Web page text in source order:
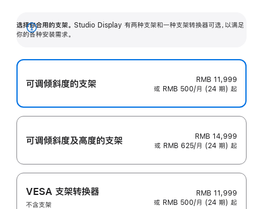
选择你合用的支架。 Studio Display 有两种支架和一种支架转换器可选，以满足
你的各种安装需求。
展
可调倾斜度的支架
RMB 11,999
或 RMB 500/月 (24 期) 起
可调倾斜度及高‍度的支‍架
RMB 14,999
或 RMB 625/月 (24 期) 起
VESA 支架转换器
不含支架
RMB 11,999
或 RMB 500/月 (24 期) 起